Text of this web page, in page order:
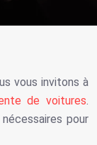
vous invitons à
de voitures
pour